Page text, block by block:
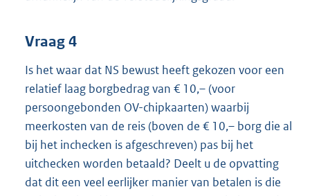
Vraag 4
Is het waar dat NS bewust heeft gekozen voor een
relatief laag borgbedrag van € 10,– (voor
persoongebonden OV-chipkaarten) waarbij
meerkosten van de reis (boven de € 10,– borg die al
bij het inchecken is afgeschreven) pas bij het
uitchecken worden betaald? Deelt u de opvatting
dat dit een veel eerlijker manier van betalen is die